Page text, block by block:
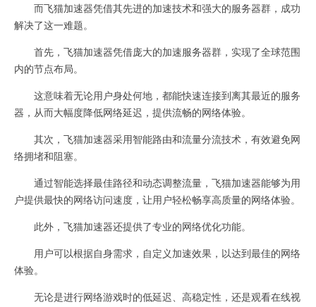
而飞猫加速器凭借其先进的加速技术和强大的服务器群，成功
解决了这一难题。
首先，飞猫加速器凭借庞大的加速服务器群，实现了全球范围
内的节点布局。
这意味着无论用户身处何地，都能快速连接到离其最近的服务
器，从而大幅度降低网络延迟，提供流畅的网络体验。
其次，飞猫加速器采用智能路由和流量分流技术，有效避免网
络拥堵和阻塞。
通过智能选择最佳路径和动态调整流量，飞猫加速器能够为用
户提供最快的网络访问速度，让用户轻松畅享高质量的网络体验。
此外，飞猫加速器还提供了专业的网络优化功能。
用户可以根据自身需求，自定义加速效果，以达到最佳的网络
体验。
无论是进行网络游戏时的低延迟、高稳定性，还是观看在线视